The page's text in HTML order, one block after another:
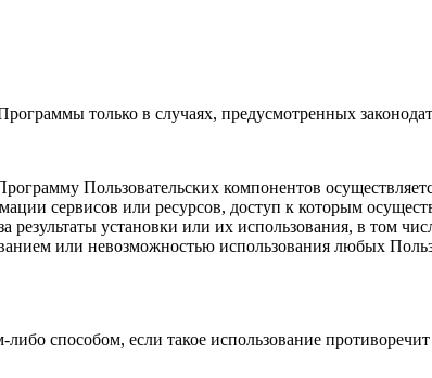
только в случаях, предусмотренных
Пользовательских компонентов
сервисов или ресурсов, доступ к которым
результаты установки или их использования, в
или невозможностью использования любых
способом, если такое использование